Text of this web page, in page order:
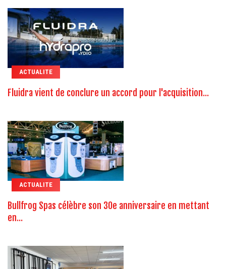
ACTUALITE
Fluidra vient de conclure un accord pour l'acquisition...
ACTUALITE
Bullfrog Spas célèbre son 30e anniversaire en mettant
en...